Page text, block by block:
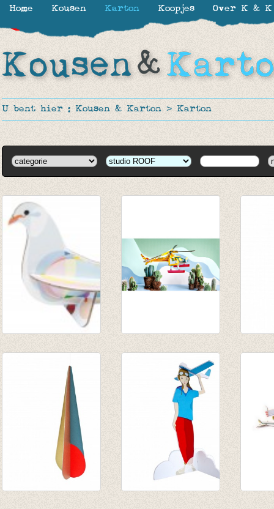
U bent hier : Kousen & Karton > Karton
Home Kousen Karton Koopjes Over K & K